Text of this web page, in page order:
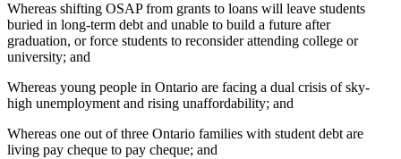
Whereas shifting OSAP from grants to loans will leave students
buried in long-term debt and unable to build a future after
graduation, or force students to reconsider attending college or
university; and
Whereas young people in Ontario are facing a dual crisis of sky-
high unemployment and rising unaffordability; and
Whereas one out of three Ontario families with student debt are
living pay cheque to pay cheque; and